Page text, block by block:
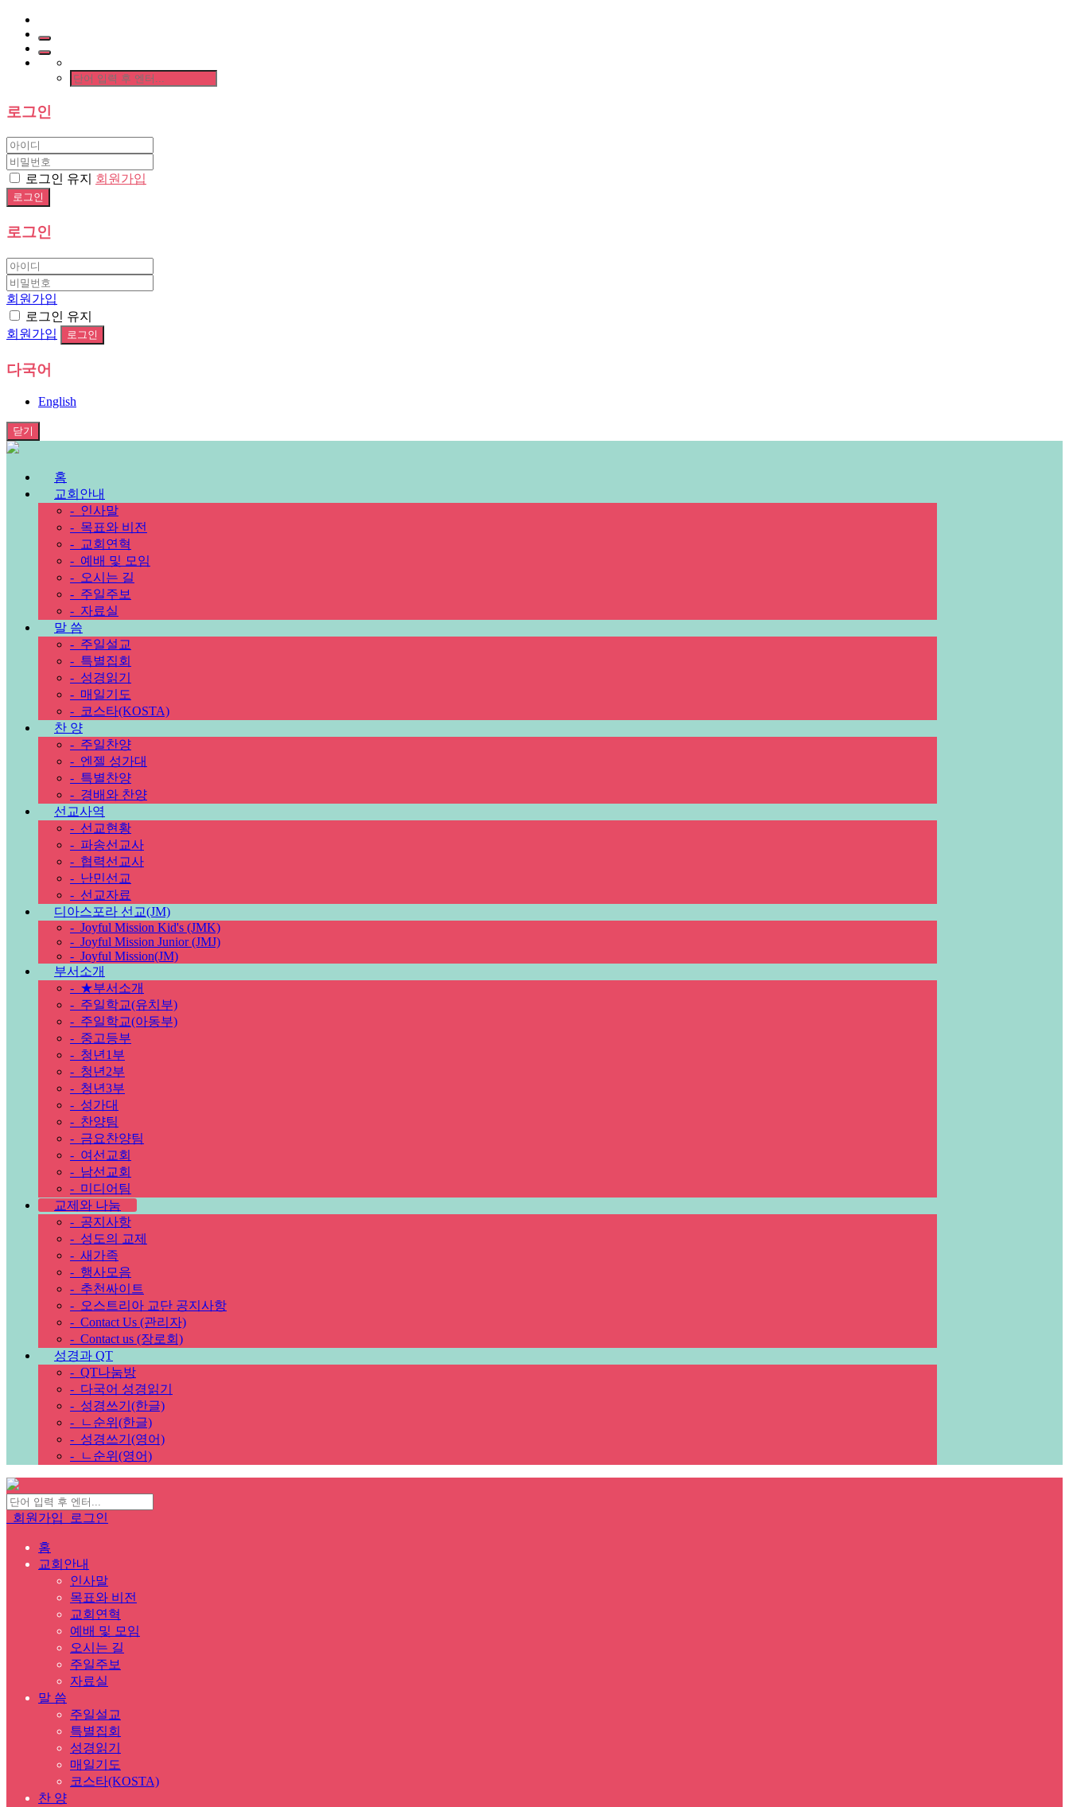
로그인
로그인 유지 회원가입
로그인
회원가입
로그인 유지
회원가입
다국어
English
닫기
홈
교회안내
- 인사말
- 목표와 비전
- 교회연혁
- 예배 및 모임
- 오시는 길
- 주일주보
- 자료실
말 씀
- 주일설교
- 특별집회
- 성경읽기
- 매일기도
- 코스타(KOSTA)
찬 양
- 주일찬양
- 엔젤 성가대
- 특별찬양
- 경배와 찬양
선교사역
- 선교현황
- 파송선교사
- 협력선교사
- 난민선교
- 선교자료
디아스포라 선교(JM)
- Joyful Mission Kid's (JMK)
- Joyful Mission Junior (JMJ)
- Joyful Mission(JM)
부서소개
- ★부서소개
- 주일학교(유치부)
- 주일학교(아동부)
- 중고등부
- 청년1부
- 청년2부
- 청년3부
- 성가대
- 찬양팀
- 금요찬양팀
- 여선교회
- 남선교회
- 미디어팀
교제와 나눔
- 공지사항
- 성도의 교제
- 새가족
- 행사모음
- 추천싸이트
- 오스트리아 교단 공지사항
- Contact Us (관리자)
- Contact us (장로회)
성경과 QT
- QT나눔방
- 다국어 성경읽기
- 성경쓰기(한글)
-
ㄴ순위(한글)
- 성경쓰기(영어)
-
ㄴ순위(영어)
회원가입 로그인
홈
교회안내
인사말
목표와 비전
교회연혁
예배 및 모임
오시는 길
주일주보
자료실
말 씀
주일설교
특별집회
성경읽기
매일기도
코스타(KOSTA)
찬 양